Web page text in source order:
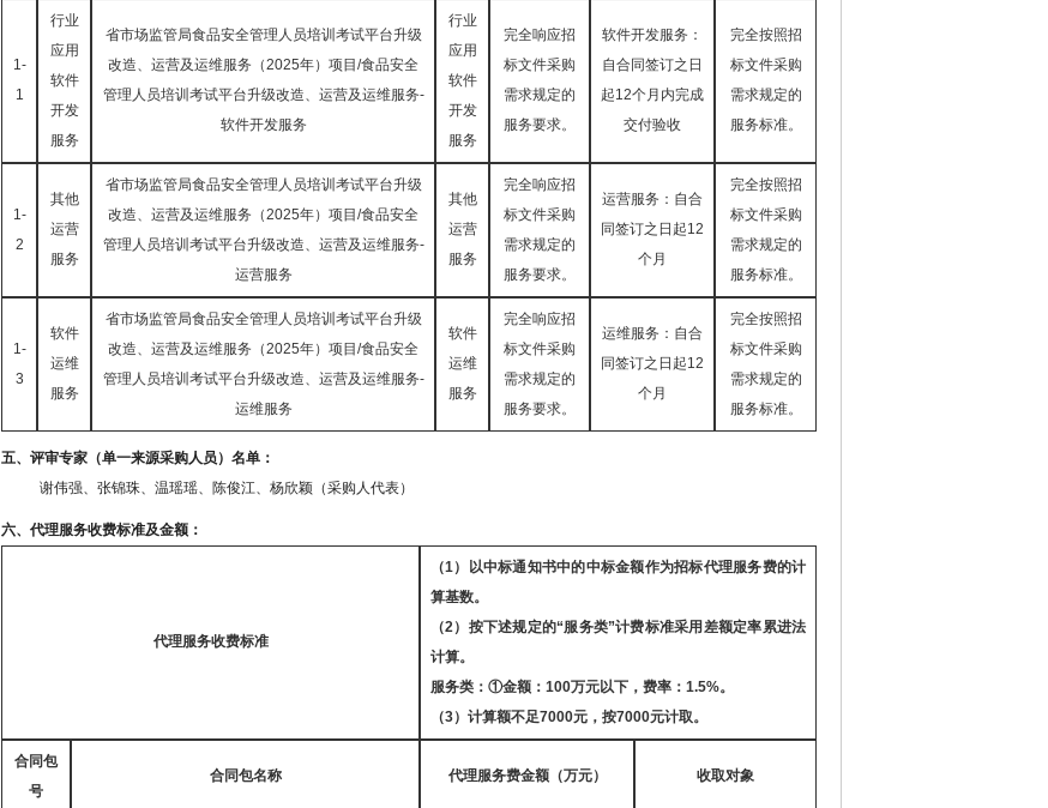
1-
1
行业
应用
软件
开发
服务
省市场监管局食品安全管理人员培训考试平台升级
改造、运营及运维服务（2025年）项目/食品安全
管理人员培训考试平台升级改造、运营及运维服务-
软件开发服务
行业
应用
软件
开发
服务
完全响应招
标文件采购
需求规定的
服务要求。
软件开发服务：
自合同签订之日
起12个月内完成
交付验收
完全按照招
标文件采购
需求规定的
服务标准。
1-
2
其他
运营
服务
省市场监管局食品安全管理人员培训考试平台升级
改造、运营及运维服务（2025年）项目/食品安全
管理人员培训考试平台升级改造、运营及运维服务-
运营服务
其他
运营
服务
完全响应招
标文件采购
需求规定的
服务要求。
运营服务：自合
同签订之日起12
个月
完全按照招
标文件采购
需求规定的
服务标准。
1-
3
软件
运维
服务
省市场监管局食品安全管理人员培训考试平台升级
改造、运营及运维服务（2025年）项目/食品安全
管理人员培训考试平台升级改造、运营及运维服务-
运维服务
软件
运维
服务
完全响应招
标文件采购
需求规定的
服务要求。
运维服务：自合
同签订之日起12
个月
完全按照招
标文件采购
需求规定的
服务标准。
五、评审专家（单一来源采购人员）名单：
谢伟强、张锦珠、温瑶瑶、陈俊江、杨欣颖（采购人代表）
六、代理服务收费标准及金额：
代理服务收费标准
（1）以中标通知书中的中标金额作为招标代理服务费的计
算基数。
（2）按下述规定的“服务类”计费标准采用差额定率累进法
计算。
服务类： ①金额： 100万元以下，费率： 1.5%。
（3）计算额不足7000元，按7000元计取。
合同包
号
合同包名称 代理服务费金额（万元） 收取对象